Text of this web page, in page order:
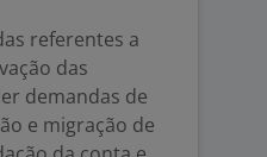
referentes a
das
demandas de
e migração de